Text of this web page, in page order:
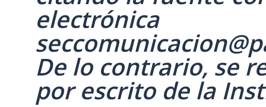
electrónica
De lo contrario, se
por escrito de la